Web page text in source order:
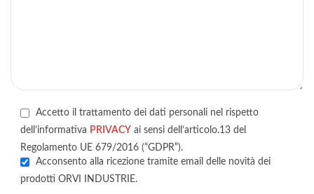
Accetto il trattamento dei dati personali nel rispetto
dell’informativa PRIVACY ai sensi dell’articolo.13 del
Regolamento UE 679/2016 (“GDPR”).
Acconsento alla ricezione tramite email delle novità dei
prodotti ORVI INDUSTRIE.